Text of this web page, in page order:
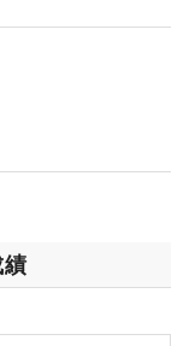
ました」。
とあって、や
する。
績